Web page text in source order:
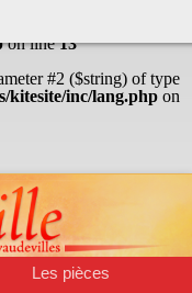
on line13
#2 ($string) of type
kitesite/inc/lang.php on
Les pièces